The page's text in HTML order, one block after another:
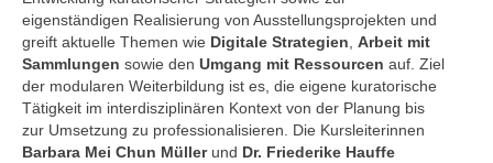
eigenständigen Realisierung von Ausstellungsprojekten und
greift aktuelle Themen wie Digitale Strategien Arbeit mit
Sammlungen sowie den Umgang mit Ressourcen auf. Ziel
der modularen Weiterbildung ist es, die eigene kuratorische
Tätigkeit im interdisziplinären Kontext von der Planung bis
zur Umsetzung zu professionalisieren. Die Kursleiterinnen
Barbara Mei Chun Müllerund Dr. Friederike Hauffe